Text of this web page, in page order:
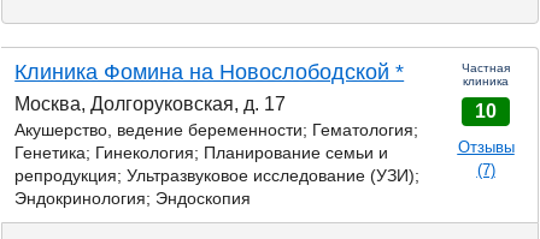
Клиника Фомина на Новослободской *
Москва, Долгоруковская, д. 17
Акушерство, ведение беременности; Гематология;
Генетика; Гинекология; Планирование семьи и
репродукция; Ультразвуковое исследование (УЗИ);
Эндокринология; Эндоскопия
Частная
клиника
10
Отзывы
(7)